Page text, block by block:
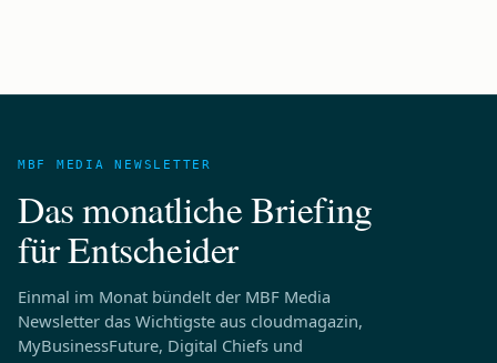
MBF MEDIA NEWSLETTER
Das monatliche Briefing
für Entscheider
Einmal im Monat bündelt der MBF Media
Newsletter das Wichtigste aus cloudmagazin,
MyBusinessFuture, Digital Chiefs und